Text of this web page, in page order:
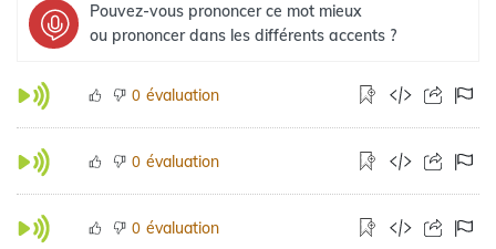
Pouvez-vous prononcer ce mot mieux
ou prononcer dans les différents accents ?
0 évaluation
0 évaluation
0 évaluation